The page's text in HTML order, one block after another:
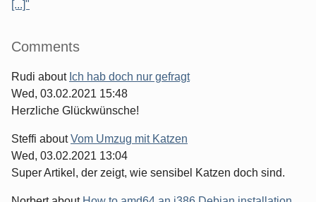
[...]"
Comments
Rudi about Ich hab doch nur gefragt
Wed, 03.02.2021 15:48
Herzliche Glückwünsche!
Steffi aboutVom Umzug mit Katzen
Wed, 03.02.2021 13:04
Super Artikel, der zeigt, wie sensibel Katzen doch sind.